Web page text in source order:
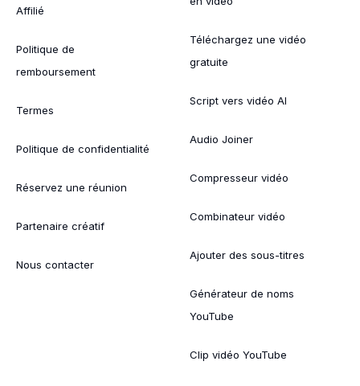
Affilié
Politique de
remboursement
Termes
Politique de confidentialité
Réservez une réunion
Partenaire créatif
Nous contacter
Téléchargez une vidéo
gratuite
Script vers vidéo AI
Audio Joiner
Compresseur vidéo
Combinateur vidéo
Ajouter des sous-titres
Générateur de noms
YouTube
Clip vidéo YouTube